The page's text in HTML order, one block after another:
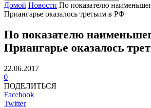
Домой Новости По показателю
Приангарье оказалось третьим в РФ
По показателю
Приангарье оказалось
22.06.2017
0
ПОДЕЛИТЬСЯ
Facebook
Twitter